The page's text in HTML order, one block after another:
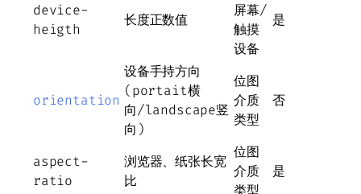
device-
heigth
长度正数值
屏幕/
触摸
设备
是
orientation
设备手持方向
(portait横
向/landscape竖
向)
位图
介质
类型
否
aspect-
ratio
浏览器、纸张长宽
比
位图
介质
类型
是